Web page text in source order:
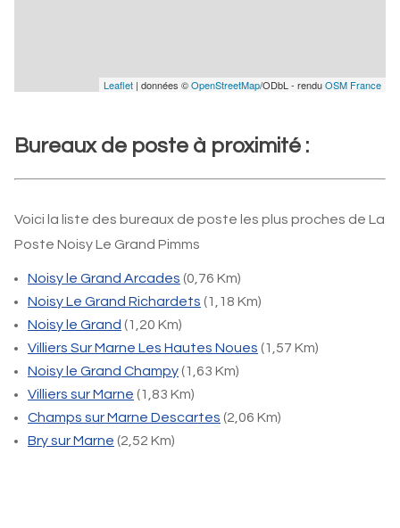
Leaflet | données ©OpenStreetMap/ODbL - renduOSM France
Bureaux de poste à proximité :
Voici la liste des bureaux de poste les plus proches de La
Poste Noisy Le Grand Pimms
Noisy le Grand Arcades (0,76 Km)
Noisy Le Grand Richardets (1,18 Km)
Noisy le Grand (1,20 Km)
Villiers Sur Marne Les Hautes Noues (1,57 Km)
Noisy le Grand Champy(1,63 Km)
Villiers sur Marne (1,83 Km)
Champs sur Marne Descartes (2,06 Km)
Bry sur Marne (2,52 Km)